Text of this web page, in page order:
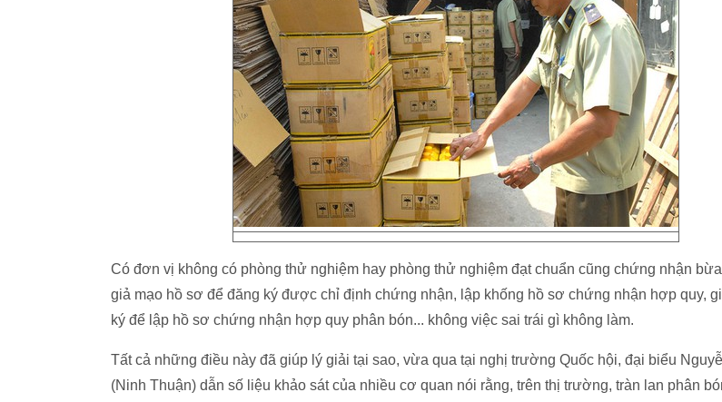
Có đơn vị không có phòng thử nghiệm hay phòng thử nghiệm đạt chuẩn cũng chứng nhận
giả mạo hồ sơ để đăng ký được chỉ định chứng nhận, lập khống hồ sơ chứng nhận hợp quy,
ký để lập hồ sơ chứng nhận hợp quy phân bón... không việc sai trái gì không làm.
Tất cả những điều này đã giúp lý giải tại sao, vừa qua tại nghị trường Quốc hội, đại biểu
(Ninh Thuận) dẫn số liệu khảo sát của nhiều cơ quan nói rằng, trên thị trường, tràn lan phân